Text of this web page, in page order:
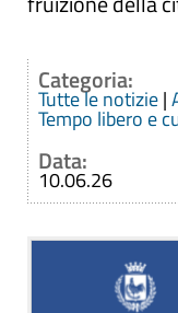
Categoria:
Tutte le notizie|
Tempo libero e
Data:
10.06.26